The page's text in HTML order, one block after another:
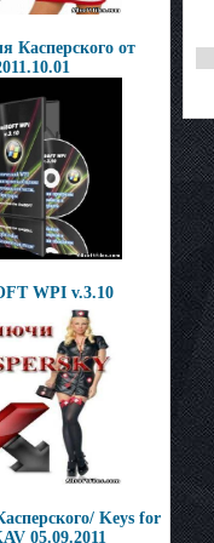
Касперского от
WPI v.3.10
Keys for
05.09.2011